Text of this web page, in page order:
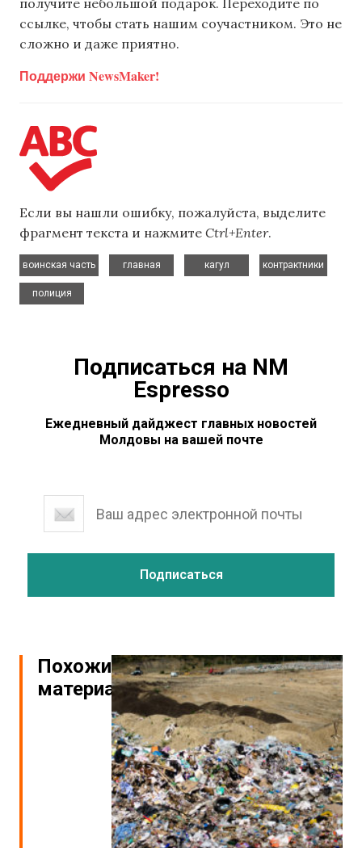
ссылке, чтобы стать нашим соучастником. Это не
сложно и даже приятно.
Поддержи NewsMaker!
Если вы нашли ошибку, пожалуйста, выделите
фрагмент текста и нажмите Ctrl+Enter.
воинская часть
главная
кагул
контрактники
полиция
Подписаться на NM
Espresso
Ежедневный дайджест главных новостей
Молдовы на вашей почте
Похожие
материалы